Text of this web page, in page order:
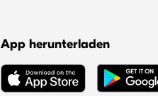
App herunterladen